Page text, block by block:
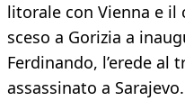
litorale con Vienna e il
sceso a Gorizia a
Ferdinando, l’erede al
assassinato a